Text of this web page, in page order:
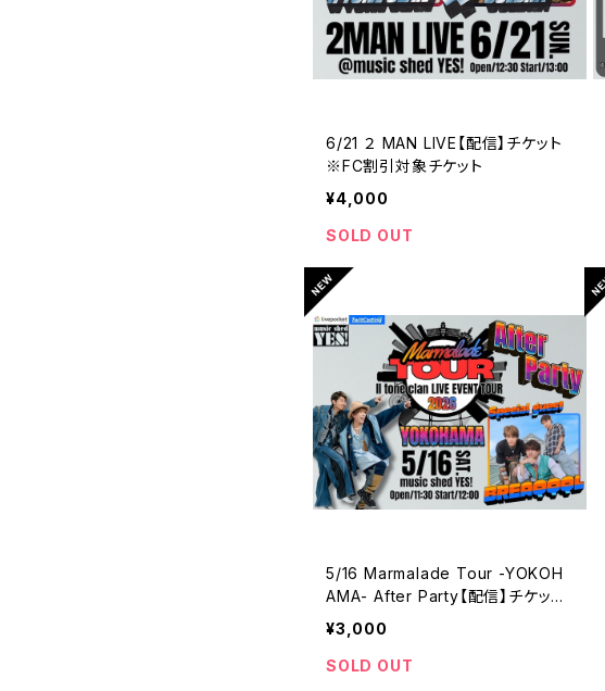
6/21 ２ MAN LIVE【配信】チケット
※FC割引対象チケット
¥4,000
SOLD OUT
5/16 Marmalade Tour -YOKOH
AMA- After Party【配信】チケット
※FC割引対象チケット
¥3,000
SOLD OUT